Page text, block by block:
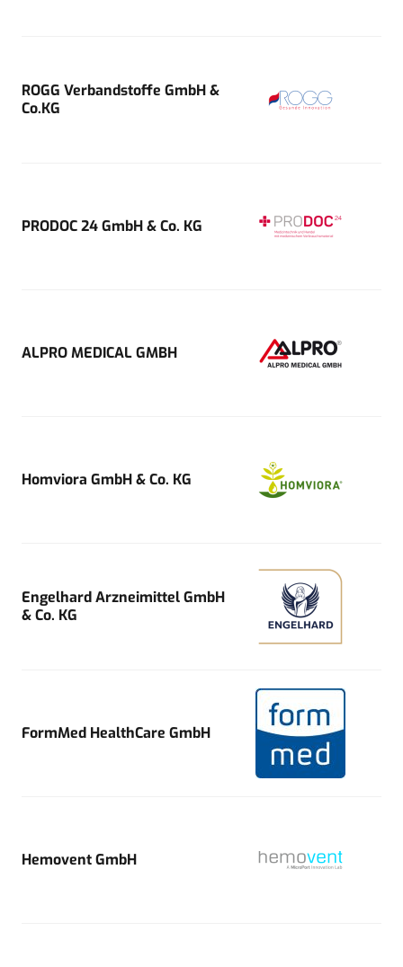
ROGG Verbandstoffe GmbH &
Co.KG
PRODOC 24 GmbH & Co. KG
ALPRO MEDICAL GMBH
Homviora GmbH & Co. KG
Engelhard Arzneimittel GmbH
& Co. KG
FormMed HealthCare GmbH
Hemovent GmbH